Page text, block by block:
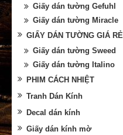
Giấy dán tường Gefuhl
Giấy dán tường Miracle
GIẤY DÁN TƯỜNG GIÁ RẺ
Giấy dán tường Sweed
Giấy dán tường Italino
PHIM CÁCH NHIỆT
Tranh Dán Kính
Decal dán kính
Giấy dán kính mờ